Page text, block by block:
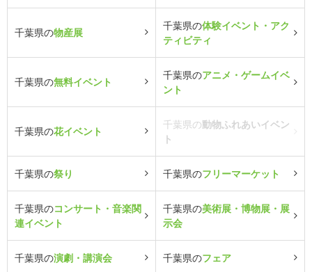
千葉県の物産展
千葉県の体験イベント・アク
ティビティ
千葉県の無料イベント
千葉県のアニメ・ゲームイベ
ント
千葉県の花イベント
千葉県の動物ふれあいイベン
ト
千葉県の祭り 千葉県のフリーマーケット
千葉県のコンサート・音楽関
連イベント
千葉県の美術展・博物展・展
示会
千葉県の演劇・講演会 千葉県のフェア